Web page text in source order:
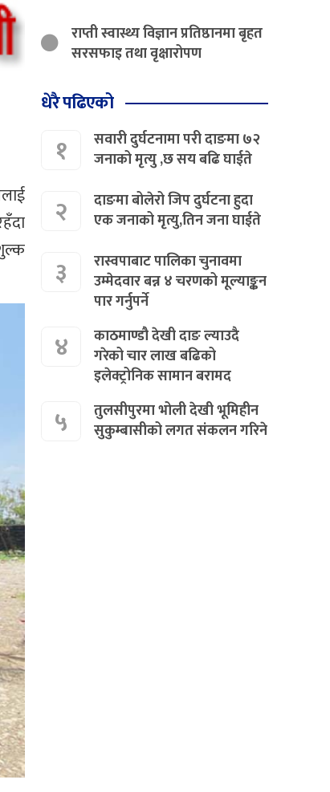
राप्ती स्वास्थ्य विज्ञान प्रतिष्ठानमा बृहत
सरसफाइ तथा वृक्षारोपण
धेरै पढिएको
१
सवारी दुर्घटनामा परी दाङमा ७२
जनाको मृत्यु ,छ सय बढि घाईते
२
दाङमा बोलेरो जिप दुर्घटना हुदा
एक जनाको मृत्यु,तिन जना घाईते
३
रास्वपाबाट पालिका चुनावमा
उम्मेदवार बन्न ४ चरणको मूल्याङ्कन
पार गर्नुपर्ने
४
काठमाण्डौ देखी दाङ ल्याउदै
गरेको चार लाख बढिको
इलेक्ट्रोनिक सामान बरामद
५
तुलसीपुरमा भोली देखी भूमिहीन
सुकुम्बासीको लगत संकलन गरिने